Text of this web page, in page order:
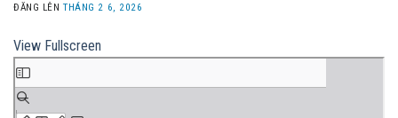
ĐĂNG LÊNTHÁNG 2 6, 2026
View Fullscreen